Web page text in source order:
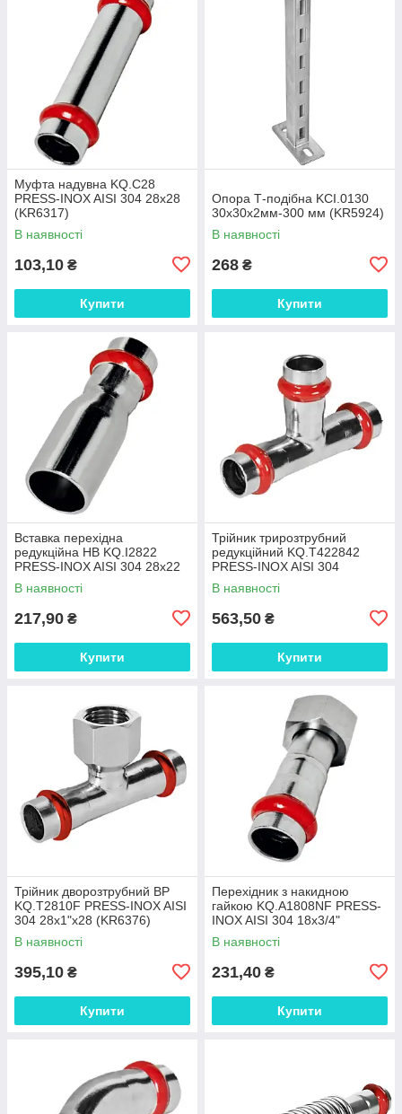
Муфта надувна KQ.C28
PRESS-INOX AISI 304 28x28
(KR6317)
В наявності
103,10 ₴
Купити
Опора Т-подібна KCI.0130
30x30x2мм-300 мм (KR5924)
В наявності
268 ₴
Купити
Вставка перехідна
редукційна НВ KQ.I2822
PRESS-INOX AISI 304 28x22
(KR6326)
В наявності
217,90 ₴
Купити
Трійник трирозтрубний
редукційний KQ.T422842
PRESS-INOX AISI 304
42x28x42 (KR6363)
В наявності
563,50 ₴
Купити
Трійник дворозтрубний ВР
KQ.T2810F PRESS-INOX AISI
304 28x1"x28 (KR6376)
В наявності
395,10 ₴
Купити
Перехідник з накидною
гайкою KQ.A1808NF PRESS-
INOX AISI 304 18x3/4"
(KR6338)
В наявності
231,40 ₴
Купити